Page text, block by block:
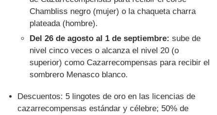
Chambliss negro (mujer) o la chaqueta charra
plateada (hombre).
Del 26 de agosto al 1 de septiembre: sube de
nivel cinco veces o alcanza el nivel 20 (o
superior) como Cazarrecompensas para recibir el
sombrero Menasco blanco.
Descuentos: 5 lingotes de oro en las licencias de
cazarrecompensas estándar y célebre; 50% de